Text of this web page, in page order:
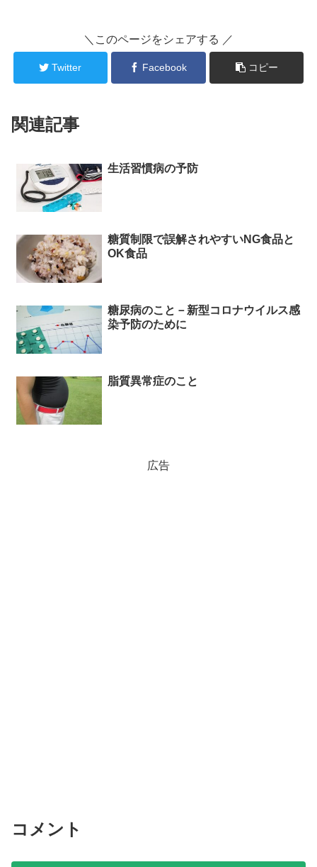
＼このページをシェアする ／
Twitter Facebook コピー
関連記事
生活習慣病の予防
糖質制限で誤解されやすいNG食品と
OK食品
糖尿病のこと－新型コロナウイルス感
染予防のために
脂質異常症のこと
広告
コメント